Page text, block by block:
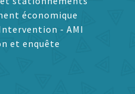
économique
- AMI
et enquête